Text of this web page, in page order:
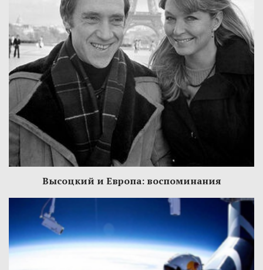
Высоцкий и Европа: воспоминания